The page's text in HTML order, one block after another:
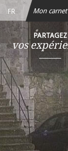
PARTAGEZ
vos
FR Mon